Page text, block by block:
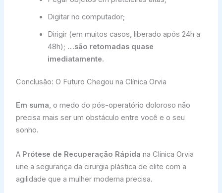
Digitar no computador;
Dirigir (em muitos casos, liberado após 24h a
48h); …são retomadas quase
imediatamente.
Conclusão: O Futuro Chegou na Clínica Orvia
Em suma, o medo do pós-operatório doloroso não
precisa mais ser um obstáculo entre você e o seu
sonho.
A Prótese de Recuperação Rápida na Clínica Orvia
une a segurança da cirurgia plástica de elite com a
agilidade que a mulher moderna precisa.